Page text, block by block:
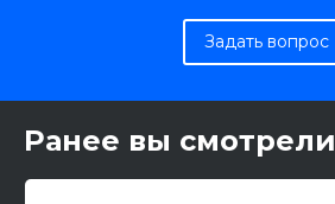
Задать вопрос
Ранее вы смотрели